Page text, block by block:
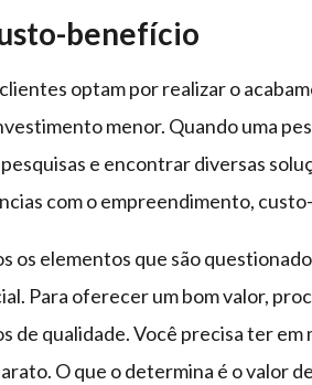
benefício
optam por realizar o
menor. Quando uma
e encontrar diversas
com o empreendimento,
os elementos que são
Para oferecer um bom valor,
de qualidade. Você precisa ter
O que o determina é o valor